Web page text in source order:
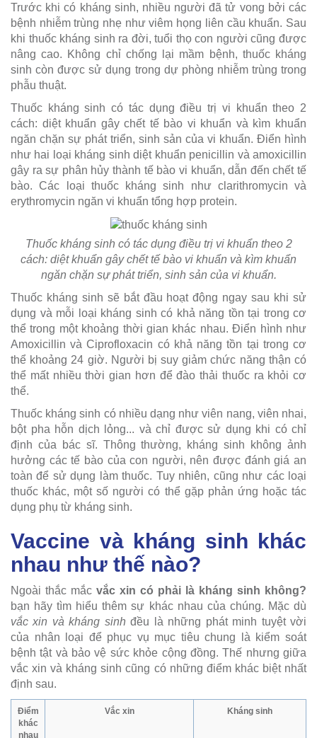
Trước khi có kháng sinh, nhiều người đã tử vong bởi các
bệnh nhiễm trùng nhẹ như viêm họng liên cầu khuẩn. Sau
khi thuốc kháng sinh ra đời, tuổi thọ con người cũng được
nâng cao. Không chỉ chống lại mầm bệnh, thuốc kháng
sinh còn được sử dụng trong dự phòng nhiễm trùng trong
phẫu thuật.
Thuốc kháng sinh có tác dụng điều trị vi khuẩn theo 2
cách: diệt khuẩn gây chết tế bào vi khuẩn và kìm khuẩn
ngăn chặn sự phát triển, sinh sản của vi khuẩn. Điển hình
như hai loại kháng sinh diệt khuẩn penicillin và amoxicillin
gây ra sự phân hủy thành tế bào vi khuẩn, dẫn đến chết tế
bào. Các loại thuốc kháng sinh như clarithromycin và
erythromycin ngăn vi khuẩn tổng hợp protein.
Thuốc kháng sinh có tác dụng điều trị vi khuẩn theo 2
cách: diệt khuẩn gây chết tế bào vi khuẩn và kìm khuẩn
ngăn chặn sự phát triển, sinh sản của vi khuẩn.
Thuốc kháng sinh sẽ bắt đầu hoạt động ngay sau khi sử
dụng và mỗi loại kháng sinh có khả năng tồn tại trong cơ
thể trong một khoảng thời gian khác nhau. Điển hình như
Amoxicillin và Ciprofloxacin có khả năng tồn tại trong cơ
thể khoảng 24 giờ. Người bị suy giảm chức năng thận có
thể mất nhiều thời gian hơn để đào thải thuốc ra khỏi cơ
thể.
Thuốc kháng sinh có nhiều dạng như viên nang, viên nhai,
bột pha hỗn dịch lỏng... và chỉ được sử dụng khi có chỉ
định của bác sĩ. Thông thường, kháng sinh không ảnh
hưởng các tế bào của con người, nên được đánh giá an
toàn để sử dụng làm thuốc. Tuy nhiên, cũng như các loại
thuốc khác, một số người có thể gặp phản ứng hoặc tác
dụng phụ từ kháng sinh.
Vaccine và kháng sinh khác
nhau như thế nào?
Ngoài thắc mắc vắc xin có phải là kháng sinh không?
bạn hãy tìm hiểu thêm sự khác nhau của chúng. Mặc dù
vắc xin và kháng sinh đều là những phát minh tuyệt vời
của nhân loại để phục vụ mục tiêu chung là kiểm soát
bệnh tật và bảo vệ sức khỏe cộng đồng. Thế nhưng giữa
vắc xin và kháng sinh cũng có những điểm khác biệt nhất
định sau.
Điểm
khác
nhau
Vắc xin Kháng sinh